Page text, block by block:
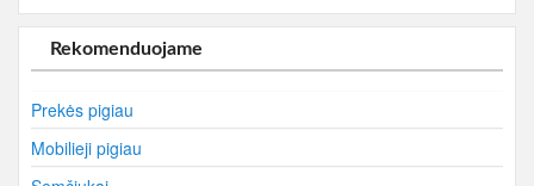
Rekomenduojame
Prekės pigiau
Mobilieji pigiau